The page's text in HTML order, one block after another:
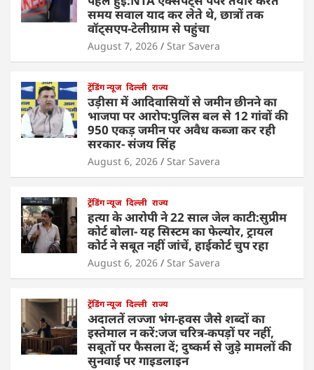
समय सवाल याद कर लेते थे, छात्रों तक
वॉट्सएप-टेलीग्राम से पहुंचा
August 7, 2026 Star Savera
ट्रेंडिंग न्यूज दिल्ली राज्य
उड़ीसा में आदिवासियों से जमीन छीनने का
भाजपा पर आरोप:पुलिस बल से 12 गांवों की
950 एकड़ जमीन पर अवैध कब्जा कर रही
सरकार- संजय सिंह
August 6, 2026 Star Savera
ट्रेंडिंग न्यूज दिल्ली राज्य
हत्या के आरोपी ने 22 साल जेल काटी:सुप्रीम
कोर्ट बोला- यह सिस्टम का फेल्योर, ट्रायल
कोर्ट ने सबूत नहीं जांचें, हाईकोर्ट चुप रहा
August 6, 2026 Star Savera
ट्रेंडिंग न्यूज दिल्ली राज्य
अदालतें लज्जा भंग-हवस जैसे शब्दों का
इस्तेमाल न करें:जज चरित्र-कपड़ों पर नहीं,
सबूतों पर फैसला दें; दुष्कर्म से जुड़े मामलों की
सुनवाई पर गाइडलाइन